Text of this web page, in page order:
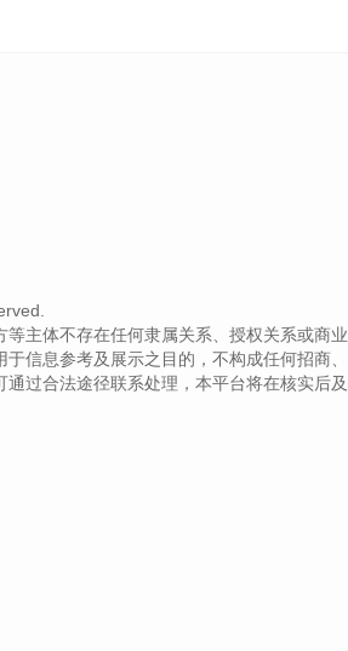
主体不存在任何隶属关系、授权关系或商业
信息参考及展示之目的，不构成任何招商、
过合法途径联系处理，本平台将在核实后及